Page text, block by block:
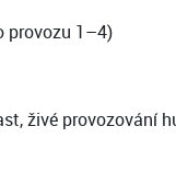
provozu 1–4)
živé provozování